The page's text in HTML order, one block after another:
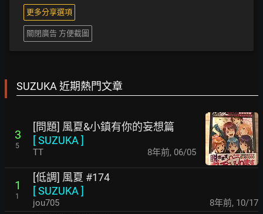
更多分享選項
關閉廣告 方便截圖
SUZUKA 近期熱門文章
3
5
[問題] 風夏&小鎮有你的妄想篇
[SUZUKA ]
TT 8年前, 06/05
1
1
[低調] 風夏 #174
[SUZUKA ]
jou705 8年前, 10/17